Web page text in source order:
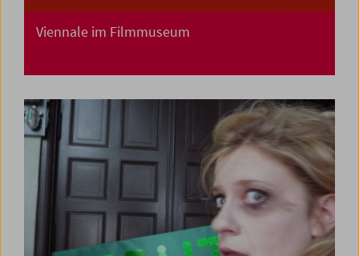
Viennale im Filmmuseum